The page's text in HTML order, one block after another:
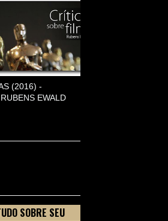
(2016) -
EWALD
SOBRE SEU